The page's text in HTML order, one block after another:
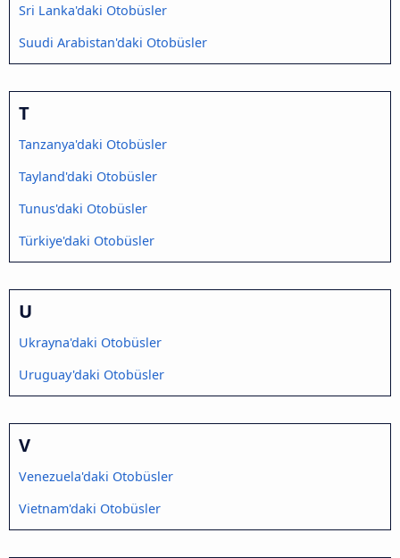
Sri Lanka'daki Otobüsler
Suudi Arabistan'daki Otobüsler
T
Tanzanya'daki Otobüsler
Tayland'daki Otobüsler
Tunus'daki Otobüsler
Türkiye'daki Otobüsler
U
Ukrayna'daki Otobüsler
Uruguay'daki Otobüsler
V
Venezuela'daki Otobüsler
Vietnam'daki Otobüsler